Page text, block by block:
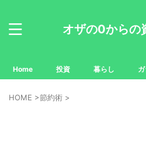
オザの0からの
Home 投資 暮らし
HOME >節約術 >